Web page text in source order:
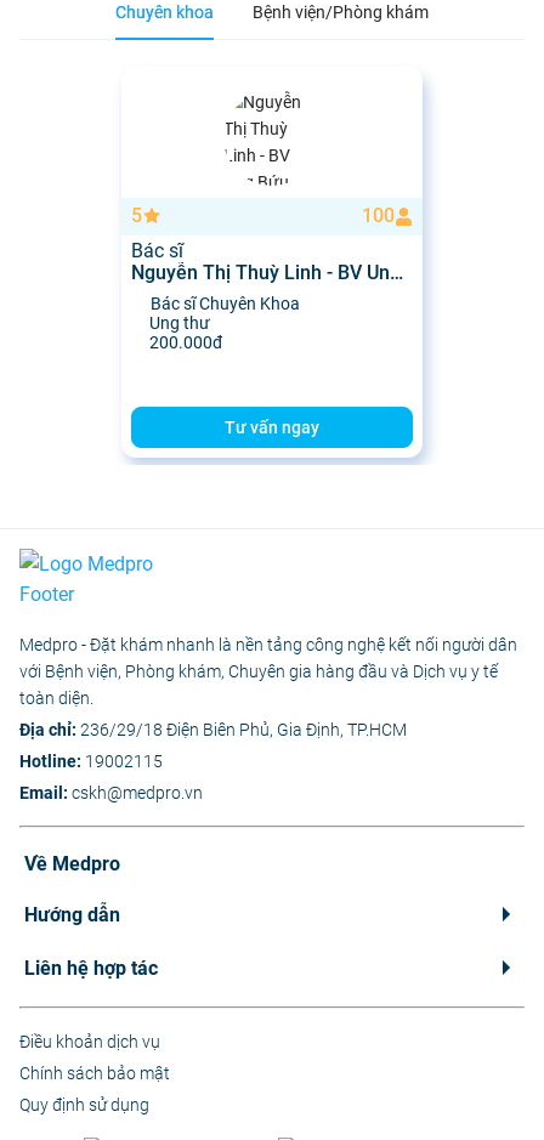
Chuyên khoa Bệnh viện/Phòng khám
5
100
Bác sĩ
Nguyễn Thị Thuỳ Linh - BV Ung
Bứu Nghệ An
Bác sĩ Chuyên Khoa
Ung thư
200.000đ
Tư vấn ngay
Medpro - Đặt khám nhanh là nền tảng công nghệ kết nối người dân
với Bệnh viện, Phòng khám, Chuyên gia hàng đầu và Dịch vụ y tế
toàn diện.
Địa chỉ: 236/29/18 Điện Biên Phủ, Gia Định, TP.HCM
Hotline: 19002115
Email: cskh@medpro.vn
Về Medpro
Hướng dẫn
Liên hệ hợp tác
Điều khoản dịch vụ
Chính sách bảo mật
Quy định sử dụng